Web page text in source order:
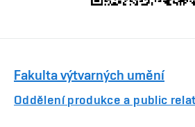
Fakulta výtvarných umění
Oddělení produkce a public